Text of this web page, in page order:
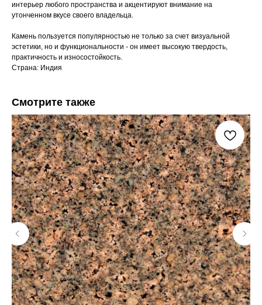
интерьер любого пространства и акцентируют внимание на
утонченном вкусе своего владельца.
Камень пользуется популярностью не только за счет визуальной
эстетики, но и функциональности - он имеет высокую твердость,
практичность и износостойкость.
Страна: Индия
Смотрите также